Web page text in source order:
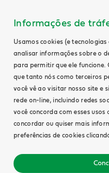
Informações de
Usamos cookies (e
analisar informações sobre o
para permitir que ele funcione.
que tanto nós como terceiros
você vê ao visitar nosso site e
rede on-line, incluindo redes
você concorda com esses usos
concordar ou quiser mais
preferências de cookies